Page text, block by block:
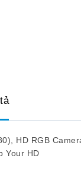
HD RGB
Your HD